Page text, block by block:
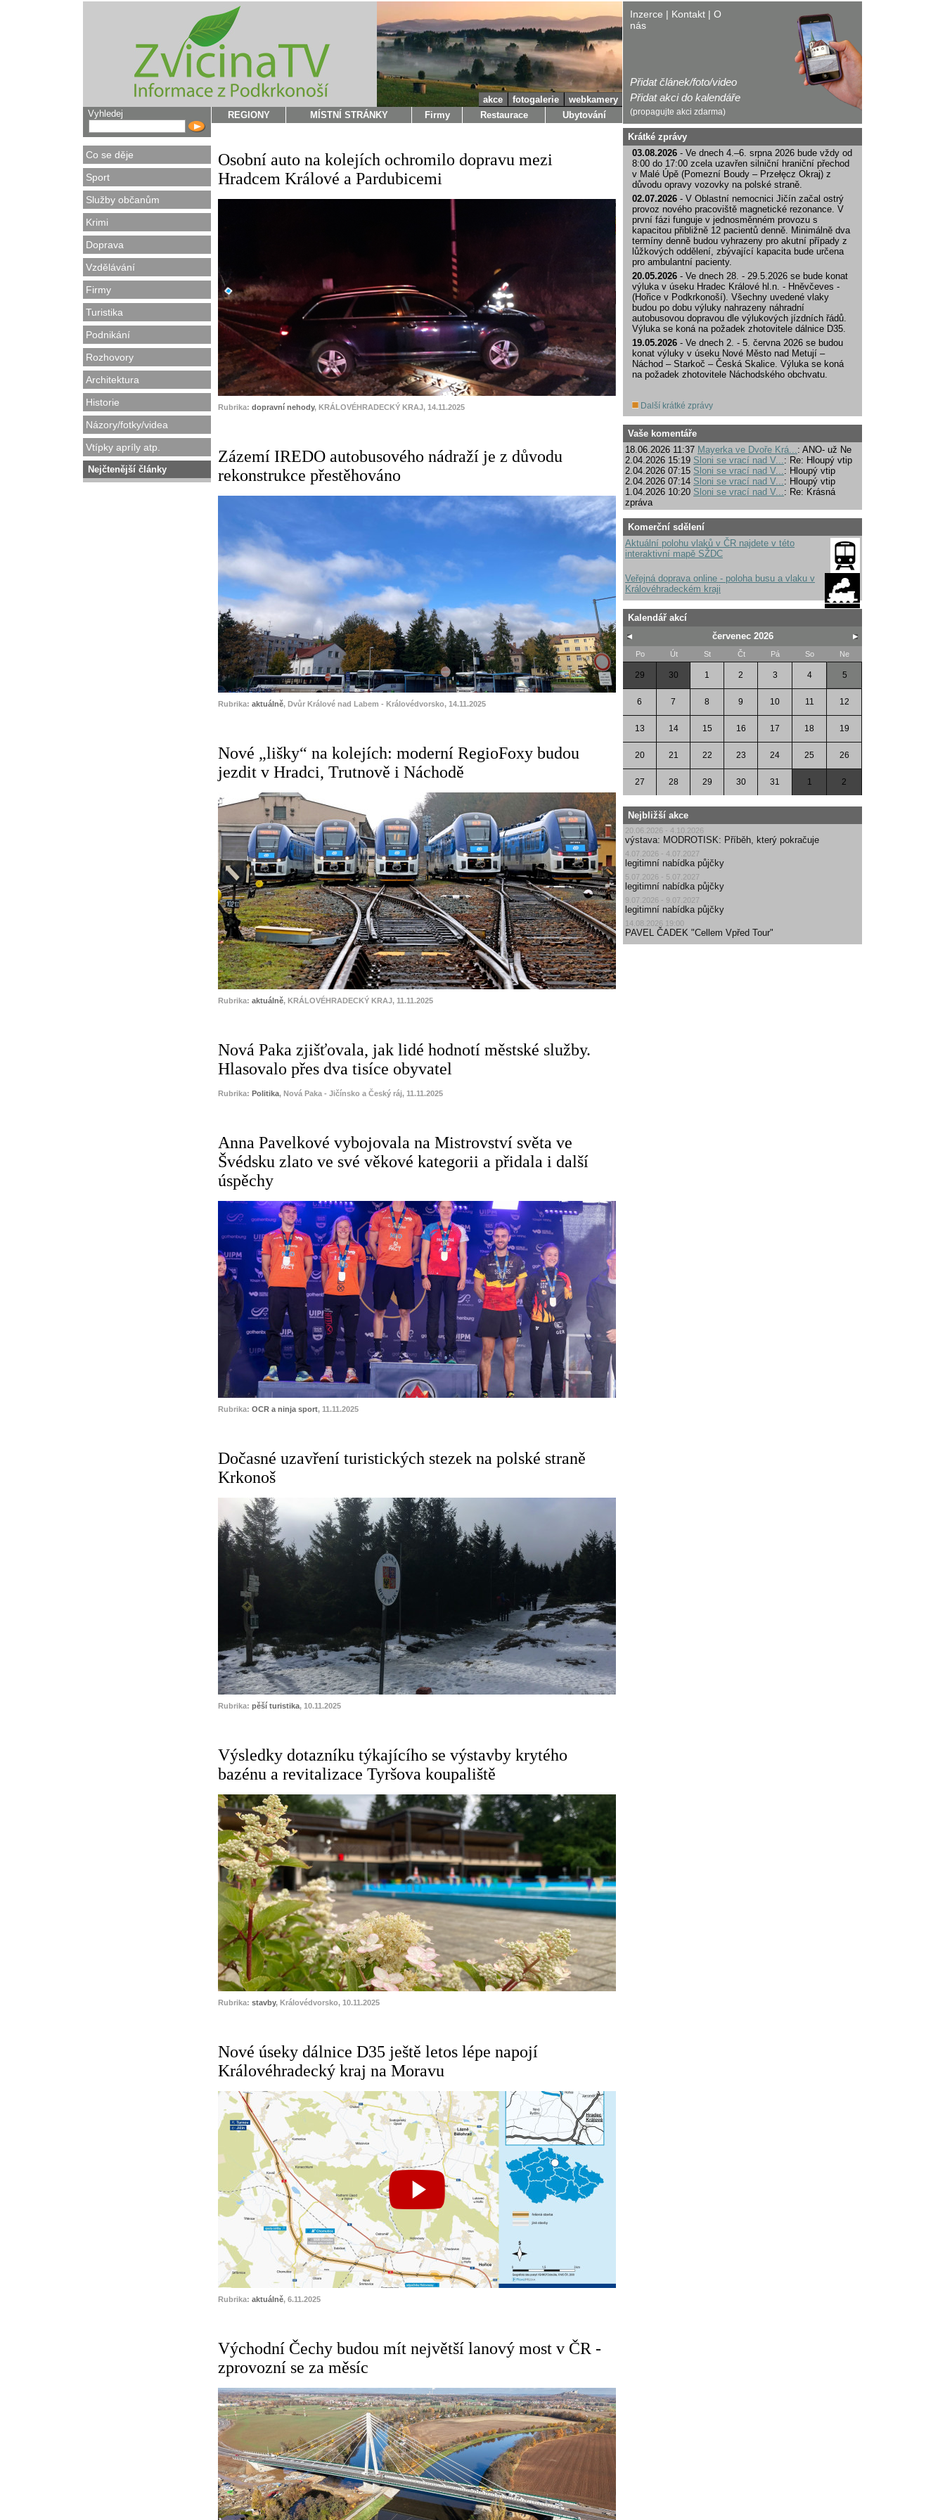
Vyhledej
Co se děje
Sport
Služby občanům
Krimi
Doprava
Vzdělávání
Firmy
Turistika
Podnikání
Rozhovory
Architektura
Historie
Názory/fotky/videa
Vtípky apríly atp.
Nejčtenější články
Inzerce | Kontakt | O
nás
Přidat článek/foto/video
Přidat akci do kalendáře
(propagujte akci zdarma)
akce fotogalerie
webkamery
REGIONY
MÍSTNÍ STRÁNKY Firmy Restaurace Ubytování
Osobní auto na kolejích ochromilo dopravu mezi
Hradcem Králové a Pardubicemi
Rubrika: dopravní nehody, KRÁLOVÉHRADECKÝ KRAJ, 14.11.2025
Zázemí IREDO autobusového nádraží je z důvodu
rekonstrukce přestěhováno
Rubrika: aktuálně, Dvůr Králové nad Labem - Královédvorsko, 14.11.2025
Nové „lišky“ na kolejích: moderní RegioFoxy budou
jezdit v Hradci, Trutnově i Náchodě
Rubrika: aktuálně, KRÁLOVÉHRADECKÝ KRAJ, 11.11.2025
Nová Paka zjišťovala, jak lidé hodnotí městské služby.
Hlasovalo přes dva tisíce obyvatel
Rubrika: Politika, Nová Paka - Jičínsko a Český ráj, 11.11.2025
Anna Pavelkové vybojovala na Mistrovství světa ve
Švédsku zlato ve své věkové kategorii a přidala i další
úspěchy
Rubrika: OCR a ninja sport, 11.11.2025
Dočasné uzavření turistických stezek na polské straně
Krkonoš
Rubrika: pěší turistika, 10.11.2025
Výsledky dotazníku týkajícího se výstavby krytého
bazénu a revitalizace Tyršova koupaliště
Rubrika: stavby, Královédvorsko, 10.11.2025
Nové úseky dálnice D35 ještě letos lépe napojí
Královéhradecký kraj na Moravu
Rubrika: aktuálně, 6.11.2025
Východní Čechy budou mít největší lanový most v ČR -
zprovozní se za měsíc
Krátké zprávy
03.08.2026 - Ve dnech 4.–6. srpna 2026 bude vždy od
8:00 do 17:00 zcela uzavřen silniční hraniční přechod
v Malé Úpě (Pomezní Boudy – Przełęcz Okraj) z
důvodu opravy vozovky na polské straně.
02.07.2026 - V Oblastní nemocnici Jičín začal ostrý
provoz nového pracoviště magnetické rezonance. V
první fázi funguje v jednosměnném provozu s
kapacitou přibližně 12 pacientů denně. Minimálně dva
termíny denně budou vyhrazeny pro akutní případy z
lůžkových oddělení, zbývající kapacita bude určena
pro ambulantní pacienty.
20.05.2026 - Ve dnech 28. - 29.5.2026 se bude konat
výluka v úseku Hradec Králové hl.n. - Hněvčeves -
(Hořice v Podkrkonoší). Všechny uvedené vlaky
budou po dobu výluky nahrazeny náhradní
autobusovou dopravou dle výlukových jízdních řádů.
Výluka se koná na požadek zhotovitele dálnice D35.
19.05.2026 - Ve dnech 2. - 5. června 2026 se budou
konat výluky v úseku Nové Město nad Metují –
Náchod – Starkoč – Česká Skalice. Výluka se koná
na požadek zhotovitele Náchodského obchvatu.
Další krátké zprávy
Vaše komentáře
18.06.2026 11:37 Mayerka ve Dvoře Krá...: ANO- už Ne
2.04.2026 15:19 Sloni se vrací nad V...: Re: Hloupý vtip
2.04.2026 07:15 Sloni se vrací nad V...: Hloupý vtip
2.04.2026 07:14 Sloni se vrací nad V...: Hloupý vtip
1.04.2026 10:20 Sloni se vrací nad V...: Re: Krásná
zpráva
Komerční sdělení
Aktuální polohu vlaků v ČR najdete v této
interaktivní mapě SŽDC
Veřejná doprava online - poloha busu a vlaku v
Královéhradeckém kraji
Kalendář akcí
červenec 2026
Po Út St Čt Pá So Ne
29 30 1 2 3 4 5
6 7 8 9 10 11 12
13 14 15 16 17 18 19
20 21 22 23 24 25 26
27 28 29 30 31 1 2
Nejbližší akce
20.06.2026 - 4.10.2026
výstava: MODROTISK: Příběh, který pokračuje
4.07.2026 - 4.07.2027
legitimní nabídka půjčky
5.07.2026 - 5.07.2027
legitimní nabídka půjčky
9.07.2026 - 9.07.2027
legitimní nabídka půjčky
14.08.2026 19:00
PAVEL ČADEK "Cellem Vpřed Tour"